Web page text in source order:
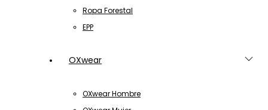
Ropa Forestal
EPP
OXwear
OXwear Hombre